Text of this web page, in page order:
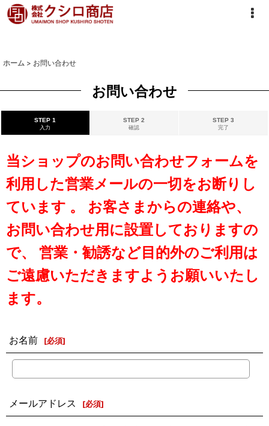
ホーム > お問い合わせ
お問い合わせ
STEP 1
入力
STEP 2
確認
STEP 3
完了
当ショップのお問い合わせフォームを
利用した営業メールの一切をお断りし
ています 。 お客さまからの連絡や、
お問い合わせ用に設置しておりますの
で、 営業・勧誘など目的外のご利用は
ご遠慮いただきますようお願いいたし
ます。
お名前 [必須]
メールアドレス [必須]